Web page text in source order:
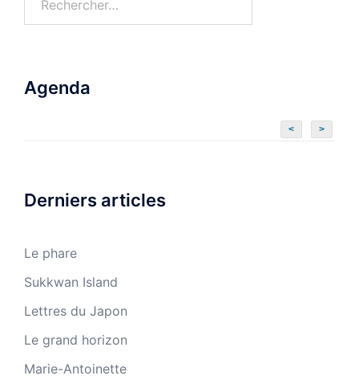
Agenda
< >
Derniers articles
Le phare
Sukkwan Island
Lettres du Japon
Le grand horizon
Marie-Antoinette